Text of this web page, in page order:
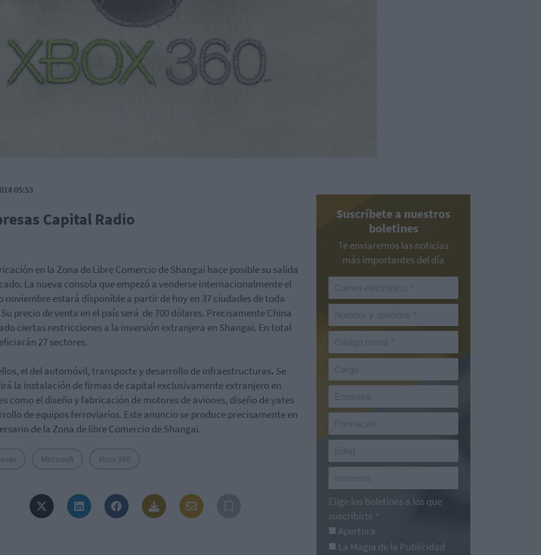
05:53
Capital Radio
en la Zona de Libre Comercio de Shangai hace posible su salida
La nueva consola que empezó a venderse internacionalmente el
noviembre estará disponible a partir de hoy en 37 ciudades de toda
precio de venta en el país será de 700 dólares. Precisamente China
ciertas restricciones a la inversión extranjera en Shangai. En total
27 sectores.
el del automóvil, transporte y desarrollo de infraestructuras. Se
la instalación de firmas de capital exclusivamente extranjero en
como el diseño y fabricación de motores de aviones, diseño de yates
de equipos ferroviarios. Este anuncio se produce precisamente en
de la Zona de libre Comercio de Shangai.
Microsoft Xbox 360
Suscríbete a nuestros
boletines
Te enviaremos las noticias
más importantes del día
Elige los boletines a los que
suscribirte *
Apertura
La Magia de la Publicidad